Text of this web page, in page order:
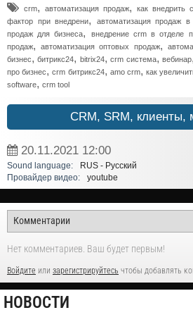
crm, автоматизация продаж, как внедрить
фактор при внедрени, автоматизация продаж в
продаж для бизнеса, внедрение crm в отделе
продаж,автоматизация оптовых продаж,
бизнес,битрикс24, bitrix24,crm система, вебинар
про бизнес,crm битрикс24, amo crm,как
software, crm tool
CRM, SRM, клиенты,
20.11.2021 12:00
Sound language:
RUS - Русский
Провайдер видео:
youtube
Нет комментариев. Ваш будет первым!
Войдите или зарегистрируйтесь чтобы добавлять
НОВОСТИ